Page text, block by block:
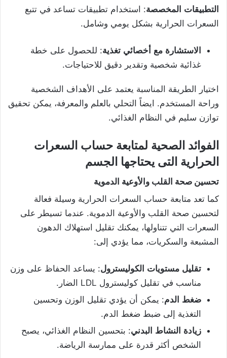
التطبيقات المخصصة: استخدام تطبيقات تساعد في تتبع
السعرات الحرارية بشكل يومي وشامل.
الاستشارة مع أخصائي تغذية: للحصول على خطة
غذائية شخصية وتقدير دقيق للاحتياجات.
اختيار الطريقة المناسبة يعتمد على الأهداف الشخصية
وراحة المستخدم. ايضاً التحلي بالعلم والمعرفة، يمكن تحقيق
توازن سليم في النظام الغذائي.
الفوائد الصحية لمتابعة حساب السعرات
الحرارية التى يحتاجها الجسم
تحسين صحة القلب والأوعية الدموية
كما تعد متابعة حساب السعرات الحرارية وسيلة فعالة
لتحسين صحة القلب والأوعية الدموية. عندما تسيطر على
السعرات التي تتناولها، يمكنك تقليل استهلاك الدهون
المشبعة والسكريات، مما يؤدي إلى:
تقليل مستويات الكوليسترول: يساعد الحفاظ على وزن
مناسب في تقليل كوليسترول LDL الضار.
ضغط الدم: يمكن أن يؤدي تقليل الوزن وتحسين
التغذية إلى ضبط ضغط الدم.
زيادة النشاط البدني: بتحسين النظام الغذائي، يصبح
الشخص أكثر قدرة على ممارسة الرياضة.